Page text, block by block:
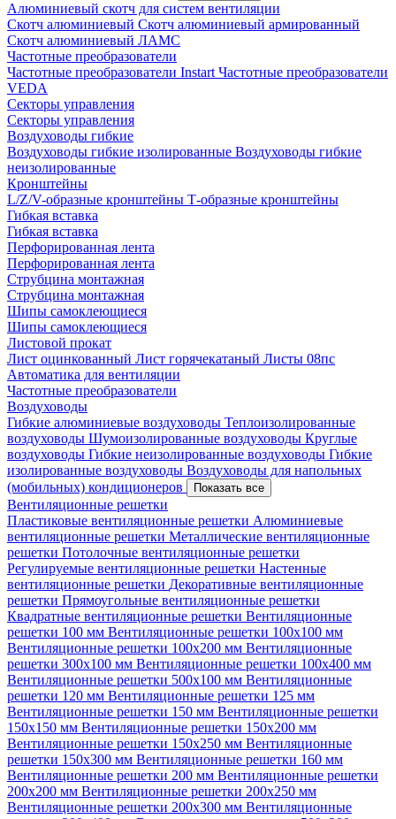
Алюминиевый скотч для систем вентиляции
Скотч алюминиевый Скотч алюминиевый армированный
Скотч алюминиевый ЛАМС
Частотные преобразователи
Частотные преобразователи Instart Частотные преобразователи
VEDA
Секторы управления
Секторы управления
Воздуховоды гибкие
Воздуховоды гибкие изолированные Воздуховоды гибкие
неизолированные
Кронштейны
L/Z/V-образные кронштейны Т-образные кронштейны
Гибкая вставка
Гибкая вставка
Перфорированная лента
Перфорированная лента
Струбцина монтажная
Струбцина монтажная
Шипы самоклеющиеся
Шипы самоклеющиеся
Листовой прокат
Лист оцинкованный Лист горячекатаный Листы 08пс
Автоматика для вентиляции
Частотные преобразователи
Воздуховоды
Гибкие алюминиевые воздуховоды Теплоизолированные
воздуховоды Шумоизолированные воздуховоды Круглые
воздуховоды Гибкие неизолированные воздуховоды Гибкие
изолированные воздуховоды Воздуховоды для напольных
(мобильных) кондиционеров
Показать все
Вентиляционные решетки
Пластиковые вентиляционные решетки Алюминиевые
вентиляционные решетки Металлические вентиляционные
решетки Потолочные вентиляционные решетки
Регулируемые вентиляционные решетки Настенные
вентиляционные решетки Декоративные вентиляционные
решетки Прямоугольные вентиляционные решетки
Квадратные вентиляционные решетки Вентиляционные
решетки 100 мм Вентиляционные решетки 100х100 мм
Вентиляционные решетки 100х200 мм Вентиляционные
решетки 300х100 мм Вентиляционные решетки 100х400 мм
Вентиляционные решетки 500х100 мм Вентиляционные
решетки 120 мм Вентиляционные решетки 125 мм
Вентиляционные решетки 150 мм Вентиляционные решетки
150х150 мм Вентиляционные решетки 150х200 мм
Вентиляционные решетки 150х250 мм Вентиляционные
решетки 150х300 мм Вентиляционные решетки 160 мм
Вентиляционные решетки 200 мм Вентиляционные решетки
200х200 мм Вентиляционные решетки 200х250 мм
Вентиляционные решетки 200х300 мм Вентиляционные